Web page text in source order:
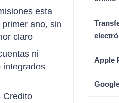
esta
ano, sin
claro
ni
integrados
Credito
Apple